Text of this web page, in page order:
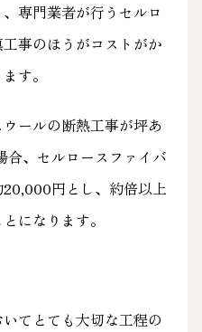
専門業者が行うセルロ
事のほうがコストがか
す。
ールの断熱工事が坪あ
、セルロースファイバ
円とし、約倍以上
になります。
てとても大切な工程の